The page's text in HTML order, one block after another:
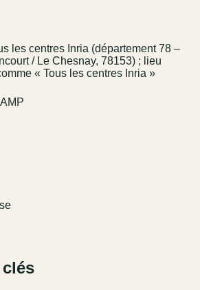
les centres Inria (département 78 –
/ Le Chesnay, 78153) ; lieu
« Tous les centres Inria »